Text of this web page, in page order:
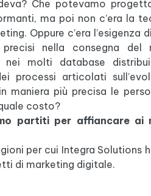
Che potevamo
ma poi non c’era la
Oppure c’era
precisi nella consegna
nei molti database
processi articolati
maniera più precisa le
costo?
partiti per affiancare ai
per cui Integra Solutions
di marketing digitale.